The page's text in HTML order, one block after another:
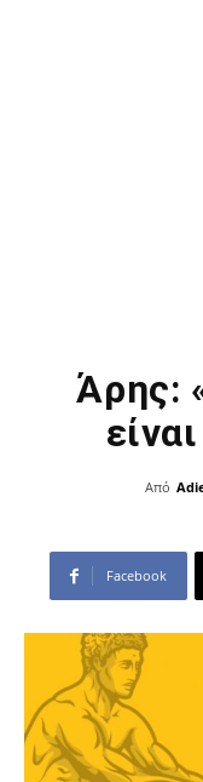
Άρης:
Από
Facebook